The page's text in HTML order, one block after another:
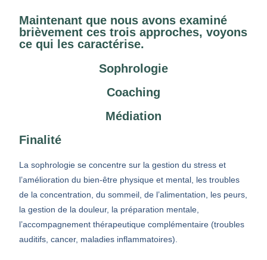
Maintenant que nous avons examiné
brièvement ces trois approches, voyons
ce qui les caractérise.
Sophrologie
Coaching
Médiation
Finalité
La sophrologie se concentre sur la gestion du stress et
l’amélioration du bien-être physique et mental, les troubles
de la concentration, du sommeil, de l’alimentation, les peurs,
la gestion de la douleur, la préparation mentale,
l’accompagnement thérapeutique complémentaire (troubles
auditifs, cancer, maladies inflammatoires).